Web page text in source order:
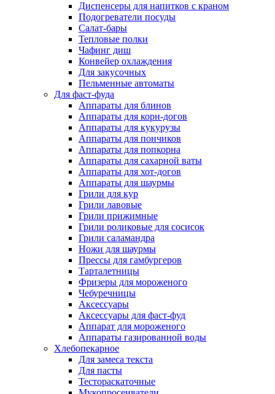
Диспенсеры для напитков с краном
Подогреватели посуды
Салат-бары
Тепловые полки
Чафинг диш
Конвейер охлаждения
Для закусочных
Пельменные автоматы
Для фаст-фуда
Аппараты для блинов
Аппараты для корн-догов
Аппараты для кукурузы
Аппараты для пончиков
Аппараты для попкорна
Аппараты для сахарной ваты
Аппараты для хот-догов
Аппараты для шаурмы
Грили для кур
Грили лавовые
Грили прижимные
Грили роликовые для сосисок
Грили саламандра
Ножи для шаурмы
Прессы для гамбургеров
Тарталетницы
Фризеры для мороженого
Чебуречницы
Аксессуары
Аксессуары для фаст-фуд
Аппарат для мороженого
Аппараты газированной воды
Хлебопекарное
Для замеса текста
Для пасты
Тестораскаточные